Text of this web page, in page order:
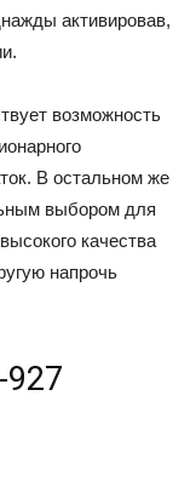
активировав,
возможность
В остальном же
выбором для
качества
напрочь